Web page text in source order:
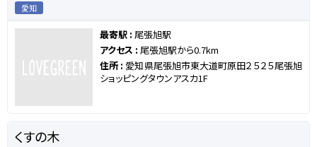
愛知
最寄駅 : 尾張旭駅
アクセス : 尾張旭駅から0.7km
住所 : 愛知県尾張旭市東大道町原田２５２５尾張旭
ショッピングタウンアスカ1F
くすの木